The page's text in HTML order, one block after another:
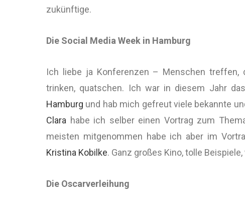
zukünftige.
Die Social Media Week in Hamburg
Ich liebe ja Konferenzen – Menschen treffen,
trinken, quatschen. Ich war in diesem Jahr
Hamburg und hab mich gefreut viele bekannte
Clara habe ich selber einen Vortrag zum
meisten mitgenommen habe ich aber im
Kristina Kobilke. Ganz großes Kino, tolle
Die Oscarverleihung